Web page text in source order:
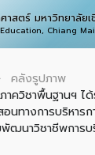
าสตร์ มหาวิทยาลัยเ
Chiang
คลังรูปภาพ
าควิชาพื้นฐานฯ ไ
อนทางการบริหาร
ฒนาวิชาชีพการบ